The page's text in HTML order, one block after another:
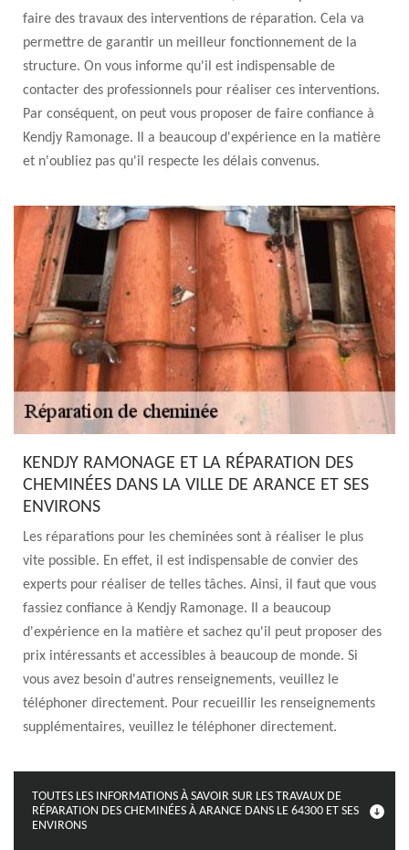
faire des travaux des interventions de réparation. Cela va
permettre de garantir un meilleur fonctionnement de la
structure. On vous informe qu'il est indispensable de
contacter des professionnels pour réaliser ces interventions.
Par conséquent, on peut vous proposer de faire confiance à
Kendjy Ramonage. Il a beaucoup d'expérience en la matière
et n'oubliez pas qu'il respecte les délais convenus.
KENDJY RAMONAGE ET LA RÉPARATION DES
CHEMINÉES DANS LA VILLE DE ARANCE ET SES
ENVIRONS
Les réparations pour les cheminées sont à réaliser le plus
vite possible. En effet, il est indispensable de convier des
experts pour réaliser de telles tâches. Ainsi, il faut que vous
fassiez confiance à Kendjy Ramonage. Il a beaucoup
d'expérience en la matière et sachez qu'il peut proposer des
prix intéressants et accessibles à beaucoup de monde. Si
vous avez besoin d'autres renseignements, veuillez le
téléphoner directement. Pour recueillir les renseignements
supplémentaires, veuillez le téléphoner directement.
TOUTES LES INFORMATIONS À SAVOIR SUR LES TRAVAUX DE
RÉPARATION DES CHEMINÉES À ARANCE DANS LE 64300 ET SES
ENVIRONS